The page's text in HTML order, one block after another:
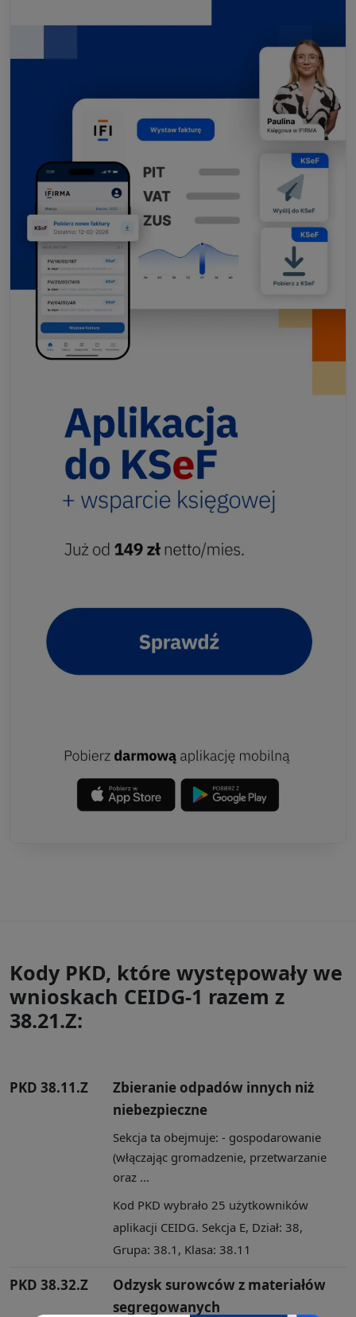
Kody PKD, które występowały we
wnioskach CEIDG-1 razem z
38.21.Z:
PKD 38.11.Z
Zbieranie odpadów innych niż
niebezpieczne
Sekcja ta obejmuje: - gospodarowanie
(włączając gromadzenie, przetwarzanie
oraz ...
Kod PKD wybrało 25 użytkowników
aplikacji CEIDG. Sekcja E, Dział: 38,
Grupa: 38.1, Klasa: 38.11
PKD 38.32.Z
Odzysk surowców z materiałów
segregowanych